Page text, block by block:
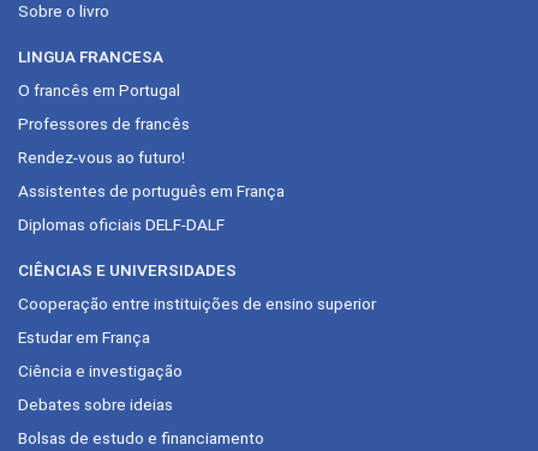
Sobre o livro
LINGUA FRANCESA
O francês em Portugal
Professores de francês
Rendez-vous ao futuro!
Assistentes de português em França
Diplomas oficiais DELF-DALF
CIÊNCIAS E UNIVERSIDADES
Cooperação entre instituições de ensino superior
Estudar em França
Ciência e investigação
Debates sobre ideias
Bolsas de estudo e financiamento